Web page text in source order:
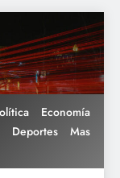
Economía
Deportes Mas